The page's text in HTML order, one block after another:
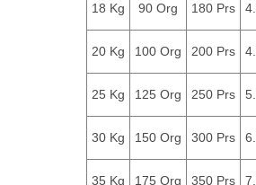
18 Kg 90 Org 180 Prs
20 Kg 100 Org 200 Prs
25 Kg 125 Org 250 Prs
30 Kg 150 Org 300 Prs
35 Kg 175 Org 350 Prs